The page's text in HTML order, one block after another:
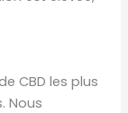
CBD les plus
Nous